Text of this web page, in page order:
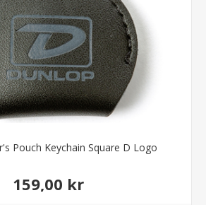
Pouch Keychain Square D Logo
159,00 kr